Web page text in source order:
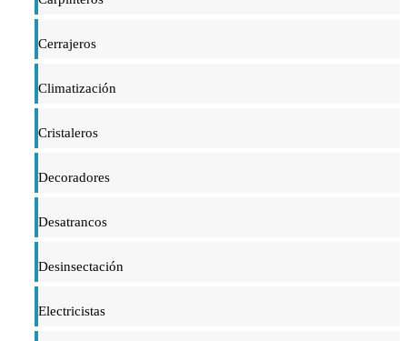
Cerrajeros
Climatización
Cristaleros
Decoradores
Desatrancos
Desinsectación
Electricistas